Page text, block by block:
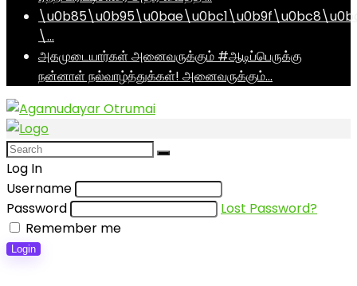
\…
அகமுடையார்கள் அனைவருக்கும் #ஆடிப்பெருக்கு
நன்னாள் நல்வாழ்த்துக்கள்! அனைவருக்கும்…
Log In
Username
Password
Lost Password?
Remember me
Login